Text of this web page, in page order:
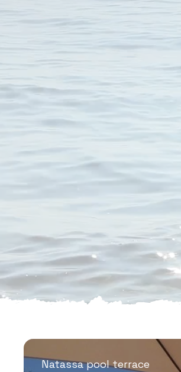
Natassa pool terrace